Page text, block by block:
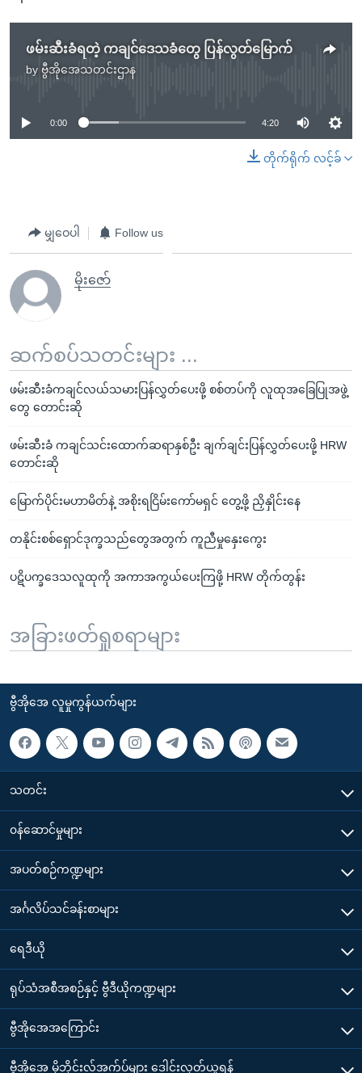
ဖမ်းဆီးခံရတဲ့ ကချင်ဒေသခံတွေ ပြန်လွတ်မြောက်
by ဗွီအိုအေသတင်းဌာန
No media source currently available
0:00 4:20
တိုက်ရိုက် လင့်ခ်
မျှဝေပါ Follow us
မိုးဇော်
ဆက်စပ်သတင်းများ ...
ဖမ်းဆီးခံကချင်လယ်သမားပြန်လွှတ်ပေးဖို့ စစ်တပ်ကို လူထုအခြေပြုအဖွဲ့
တွေ တောင်းဆို
ဖမ်းဆီးခံ ကချင်သင်းထောက်ဆရာနှစ်ဦး ချက်ချင်းပြန်လွှတ်ပေးဖို့ HRW
တောင်းဆို
မြောက်ပိုင်းမဟာမိတ်နဲ့ အစိုးရငြိမ်းကော်မရှင် တွေ့ဖို့ ညှိနှိုင်းနေ
တနိုင်းစစ်ရှောင်ဒုက္ခသည်တွေအတွက် ကူညီမှုနှေးကွေး
ပဋိပက္ခဒေသလူထုကို အကာအကွယ်ပေးကြဖို့ HRW တိုက်တွန်း
အခြားဖတ်ရှုစရာများ
ဗွီအိုအေ လူမှုကွန်ယက်များ
သတင်း
၀န်ဆောင်မှုများ
အပတ်စဉ်ကဏ္ဍများ
အင်္ဂလိပ်သင်ခန်းစာများ
ရေဒီယို
ရုပ်သံအစီအစဉ်နှင့် ဗွီဒီယိုကဏ္ဍများ
ဗွီအိုအေအကြောင်း
ဗွီအိုအေ မိုဘိုင်းလ်အက်ပ်များ ဒေါင်းလုတ်ယူရန်